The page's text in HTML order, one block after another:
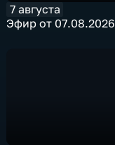
7 августа
Эфир от